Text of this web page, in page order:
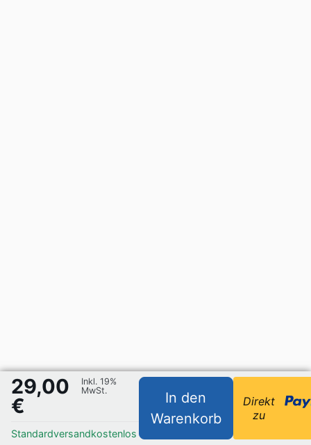
29,00
€
Inkl. 19%
MwSt.
Standardversandkostenlos
In den
Warenkorb
Direkt
zu